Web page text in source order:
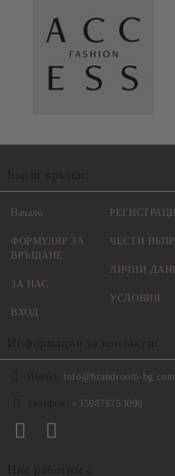
Начало
ФОРМУЛЯР ЗА
ВРЪЩАНЕ
ЗА НАС
ВХОД
ЧЕСТИ
ЛИЧНИ
УСЛОВИЯ
info@brandroom-bg.com
+359876753090